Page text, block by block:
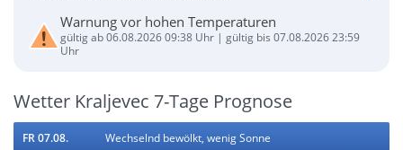
Warnung vor hohen Temperaturen
gültig ab 06.08.2026 09:38 Uhr | gültig bis 07.08.2026 23:59
Uhr
Wetter Kraljevec 7-Tage Prognose
FR 07.08. Wechselnd bewölkt, wenig Sonne